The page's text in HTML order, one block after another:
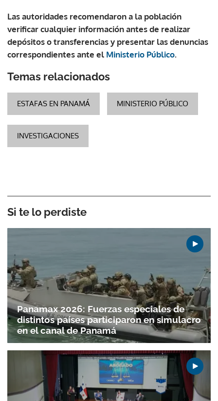
Las autoridades recomendaron a la población
verificar cualquier información antes de realizar
depósitos o transferencias y presentar las denuncias
correspondientes ante el Ministerio Público.
Temas relacionados
ESTAFAS EN PANAMÁ MINISTERIO PÚBLICO
INVESTIGACIONES
Si te lo perdiste
Panamax 2026: Fuerzas especiales de
distintos países participaron en simulacro
en el canal de Panamá